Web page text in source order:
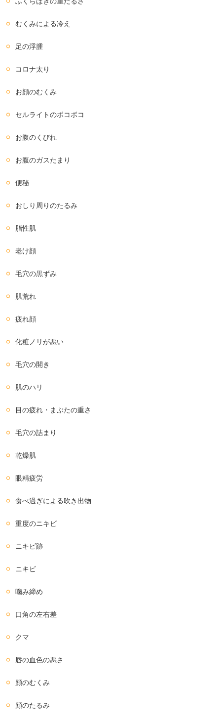
むくみによる冷え
足の浮腫
コロナ太り
お顔のむくみ
セルライトのボコボコ
お腹のくびれ
お腹のガスたまり
便秘
おしり周りのたるみ
脂性肌
老け顔
毛穴の黒ずみ
肌荒れ
疲れ顔
化粧ノリが悪い
毛穴の開き
肌のハリ
目の疲れ・まぶたの重さ
毛穴の詰まり
乾燥肌
眼精疲労
食べ過ぎによる吹き出物
重度のニキビ
ニキビ跡
ニキビ
噛み締め
口角の左右差
クマ
唇の血色の悪さ
顔のむくみ
顔のたるみ